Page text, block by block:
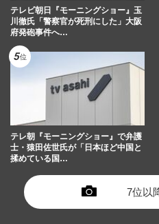
テレビ朝日『モーニングショー』玉
川徹氏「警察官が死刑にした」大阪
府発砲事件へ…
テレ朝『モーニングショー』で弁護
士・猿田佐世氏が「日本ほど中国と
揉めている国…
7位以